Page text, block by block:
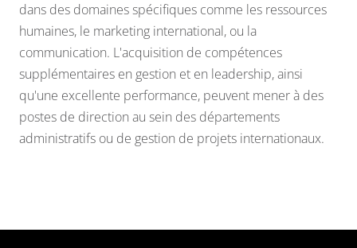
dans des domaines spécifiques comme les ressources
humaines, le marketing international, ou la
communication. L'acquisition de compétences
supplémentaires en gestion et en leadership, ainsi
qu'une excellente performance, peuvent mener à des
postes de direction au sein des départements
administratifs ou de gestion de projets internationaux.